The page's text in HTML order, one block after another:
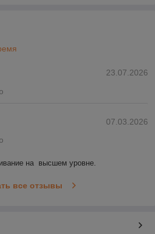
23.07.2026
07.03.2026
на  высшем уровне.
все отзывы